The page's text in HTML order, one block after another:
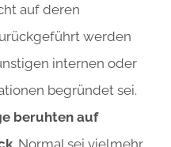
auf deren
werden
internen oder
begründet sei.
beruhten auf
. Normal sei vielmehr,